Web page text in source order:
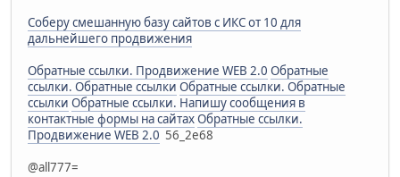
Соберу смешанную базу сайтов с ИКС от 10 для
дальнейшего продвижения
Обратные ссылки. Продвижение WEB 2.0 Обратные
ссылки. Обратные ссылки Обратные ссылки. Обратные
ссылки Обратные ссылки. Напишу сообщения в
контактные формы на сайтахОбратные ссылки.
Продвижение WEB 2.0 56_2e68
@all777=